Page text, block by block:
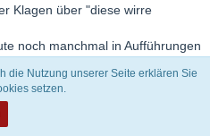
Klagen über "diese wirre
noch manchmal in Aufführungen
solche sollte man den Marx-
at the opera" kann auch ich
die Nutzung unserer Seite erklären Sie
setzen.